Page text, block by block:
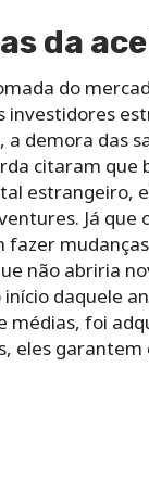
da
do
investidores
a demora das
citaram que
estrangeiro,
Já que
fazer
não abriria
início daquele
médias, foi
eles garantem